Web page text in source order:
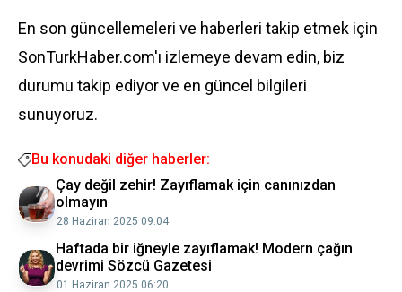
En son güncellemeleri ve haberleri takip etmek için
SonTurkHaber.com'ı izlemeye devam edin, biz
durumu takip ediyor ve en güncel bilgileri
sunuyoruz.
Bu konudaki diğer haberler:
Çay değil zehir! Zayıflamak için canınızdan
olmayın
28 Haziran 2025 09:04
Haftada bir iğneyle zayıflamak! Modern çağın
devrimi Sözcü Gazetesi
01 Haziran 2025 06:20